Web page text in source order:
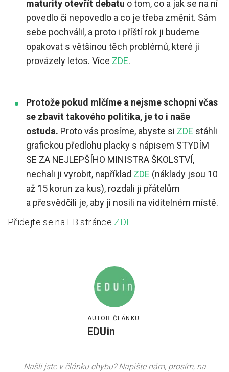
maturity otevřít debatu o tom, co a jak se na ní
povedlo či nepovedlo a co je třeba změnit. Sám
sebe pochválil, a proto i příští rok ji budeme
opakovat s většinou těch problémů, které ji
provázely letos. Více ZDE.
Protože pokud mlčíme a nejsme schopni včas
se zbavit takového politika, je to i naše
ostuda. Proto vás prosíme, abyste si ZDE stáhli
grafickou předlohu placky s nápisem STYDÍM
SE ZA NEJLEPŠÍHO MINISTRA ŠKOLSTVÍ,
nechali ji vyrobit, například ZDE (náklady jsou 10
až 15 korun za kus), rozdali ji přátelům
a přesvědčili je, aby ji nosili na viditelném místě.
Přidejte se na FB stránce ZDE
AUTOR ČLÁNKU:
EDUin
Našli jste v článku chybu? Napište nám, prosím, na